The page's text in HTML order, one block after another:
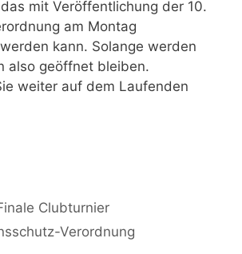
mit Veröffentlichung der 10.
am Montag
kann. Solange werden
also geöffnet bleiben.
weiter auf dem Laufenden
Clubturnier
Verordnung